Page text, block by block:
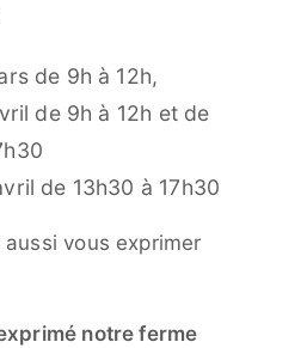
de 9h à 12h,
de 9h à 12h et de
de 13h30 à 17h30
vous exprimer
notre ferme